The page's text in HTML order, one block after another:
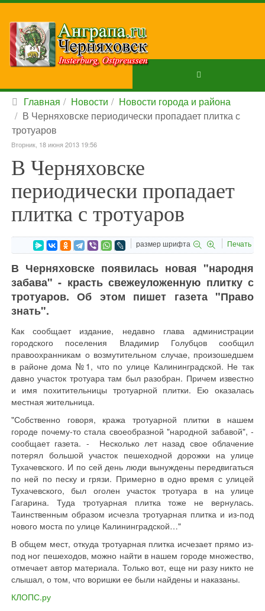
Главная Новости
Новости города и района
В Черняховске периодически пропадает плитка с
тротуаров
Вторник, 18 июня 2013 19:56
В Черняховске
периодически пропадает
плитка с тротуаров
размер шрифта Печать
В Черняховске появилась новая "народня
забава" - красть свежеуложенную плитку с
тротуаров. Об этом пишет газета "Право
знать".
Как сообщает издание, недавно глава администрации
городского поселения Владимир Голубцов сообщил
правоохранникам о возмутительном случае, произошедшем
в районе дома №1, что по улице Калининградской. Не так
давно участок тротуара там был разобран. Причем известно
и имя похитительницы тротуарной плитки. Ею оказалась
местная жительница.
"Собственно говоря, кража тротуарной плитки в нашем
городе почему-то стала своеобразной "народной забавой", -
сообщает газета. - Несколько лет назад свое облачение
потерял большой участок пешеходной дорожки на улице
Тухачевского. И по сей день люди вынуждены передвигаться
по ней по песку и грязи. Примерно в одно время с улицей
Тухачевского, был оголен участок тротуара в на улице
Гагарина. Туда тротуарная плитка тоже не вернулась.
Таинственным образом исчезла тротуарная плитка и из-под
нового моста по улице Калининградской…"
В общем мест, откуда тротуарная плитка исчезает прямо из-
под ног пешеходов, можно найти в нашем городе множество,
отмечает автор материала. Только вот, еще ни разу никто не
слышал, о том, что воришки ее были найдены и наказаны.
КЛОПС.ру